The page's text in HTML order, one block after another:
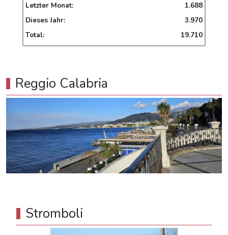
Letzter Monat:
1.688
Dieses Jahr:
3.970
Total:
19.710
Reggio Calabria
Stromboli